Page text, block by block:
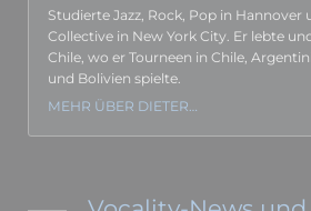
Studierte Jazz, Rock, Pop in
Collec­tive in New York City. Er lebte
Chile, wo er Tourneen in Chile,
und Bolivien spielte.
MEHR ÜBER DIETER…